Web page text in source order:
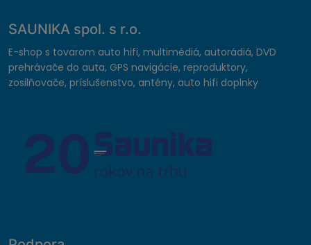
SAUNIKA spol. s r.o.
E-shop s tovarom auto hifi, multimédiá, autorádiá, DVD
prehrávače do auta, GPS navigácie, reproduktory,
zosilňovače, príslušenstvo, antény, auto hifi doplnky